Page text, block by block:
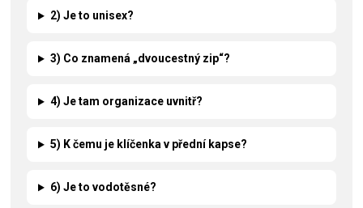
2) Je to unisex?
3) Co znamená „dvoucestný zip“?
4) Je tam organizace uvnitř?
5) K čemu je klíčenka v přední kapse?
6) Je to vodotěsné?